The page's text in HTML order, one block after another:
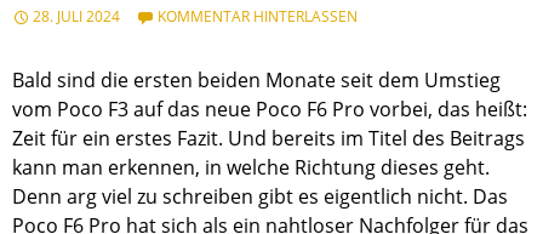
28. JULI 2024 KOMMENTAR HINTERLASSEN
Bald sind die ersten beiden Monate seit dem Umstieg
vom Poco F3 auf das neue Poco F6 Pro vorbei, das heißt:
Zeit für ein erstes Fazit. Und bereits im Titel des Beitrags
kann man erkennen, in welche Richtung dieses geht.
Denn arg viel zu schreiben gibt es eigentlich nicht. Das
Poco F6 Pro hat sich als ein nahtloser Nachfolger für das